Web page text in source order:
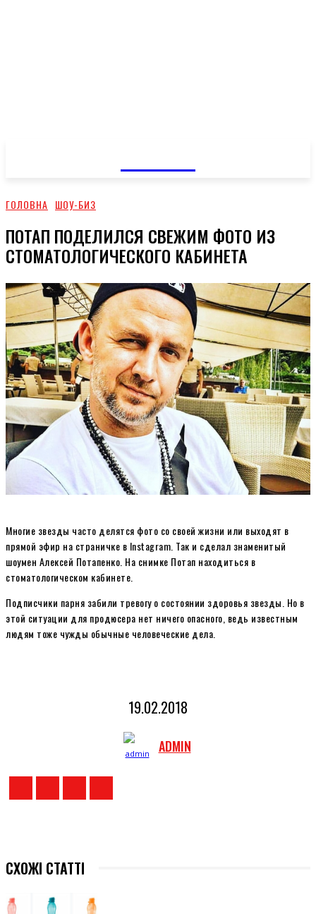
ГОЛОВНА ШОУ-БИЗ
ПОТАП ПОДЕЛИЛСЯ СВЕЖИМ ФОТО ИЗ
СТОМАТОЛОГИЧЕСКОГО КАБИНЕТА
Многие звезды часто делятся фото со своей жизни или выходят в
прямой эфир на страничке в Instagram. Так и сделал знаменитый
шоумен Алексей Потапенко. На снимке Потап находиться в
стоматологическом кабинете.
Подписчики парня забили тревогу о состоянии здоровья звезды. Но в
этой ситуации для продюсера нет ничего опасного, ведь известным
людям тоже чужды обычные человеческие дела.
19.02.2018
ADMIN
СХОЖІ СТАТТІ